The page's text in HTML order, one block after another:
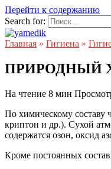
Перейти к содержанию
Search for:
Главная » Гигиена »
ПРИРОДНЫЙ
На чтение 8 мин
По химическому составу
криптон и др.). Сухой
содержатся озон, оксид
Кроме постоянных